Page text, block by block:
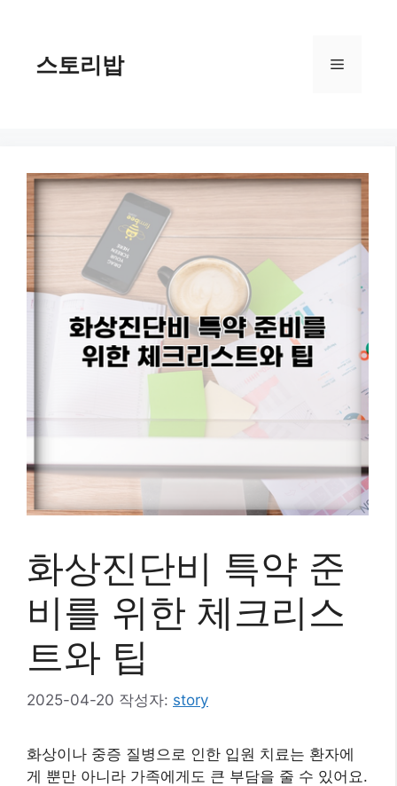
스토리밥 메
화상진단비 특약 준
비를 위한 체크리스
트와 팁
2025-04-20 작성자: story
화상이나 중증 질병으로 인한 입원 치료는 환자에
게 뿐만 아니라 가족에게도 큰 부담을 줄 수 있어요.